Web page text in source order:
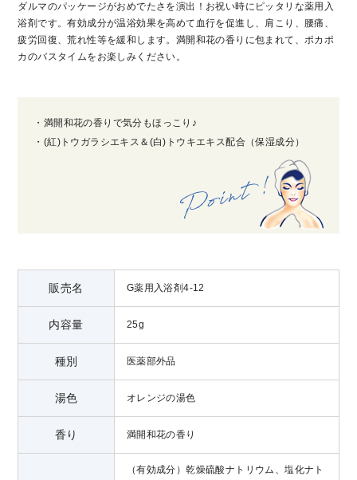
ダルマのパッケージがおめでたさを演出！お祝い時にピッタリな薬用入
浴剤です。有効成分が温浴効果を高めて血行を促進し、肩こり、腰痛、
疲労回復、荒れ性等を緩和します。満開和花の香りに包まれて、ポカポ
カのバスタイムをお楽しみください。
・満開和花の香りで気分もほっこり♪
・(紅)トウガラシエキス＆(白)トウキエキス配合（保湿成分）
販売名 G薬用入浴剤4-12
内容量 25g
種別 医薬部外品
湯色 オレンジの湯色
香り 満開和花の香り
（有効成分）乾燥硫酸ナトリウム、塩化ナト